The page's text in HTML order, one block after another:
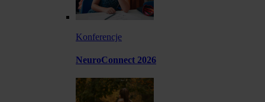
Konferencje
NeuroConnect 2026